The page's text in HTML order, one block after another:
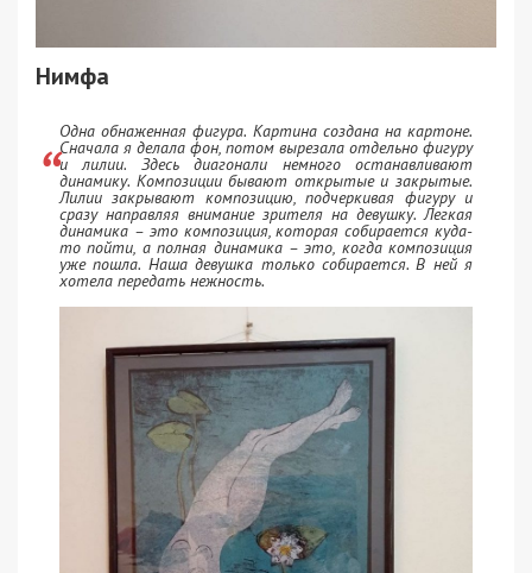
Нимфа
Одна обнаженная фигура. Картина создана на картоне.
Сначала я делала фон, потом вырезала отдельно фигуру
и лилии. Здесь диагонали немного останавливают
динамику. Композиции бывают открытые и закрытые.
Лилии закрывают композицию, подчеркивая фигуру и
сразу направляя внимание зрителя на девушку. Легкая
динамика – это композиция, которая собирается куда-
то пойти, а полная динамика – это, когда композиция
уже пошла. Наша девушка только собирается. В ней я
хотела передать нежность.